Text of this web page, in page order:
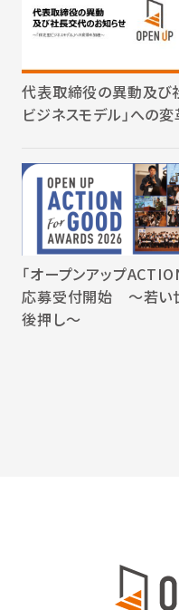
代表取締役の異動及び
ビジネスモデル」への
「オープンアップ
応募受付開始 〜若い
後押し〜